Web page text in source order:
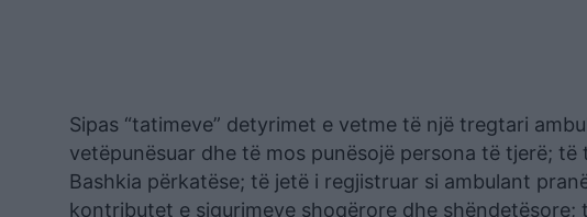
Sipas “tatimeve” detyrimet e vetme të një tregtari
vetëpunësuar dhe të mos punësojë persona të tjerë;
Bashkia përkatëse; të jetë i regjistruar si ambulant
kontributet e sigurimeve shoqërore dhe